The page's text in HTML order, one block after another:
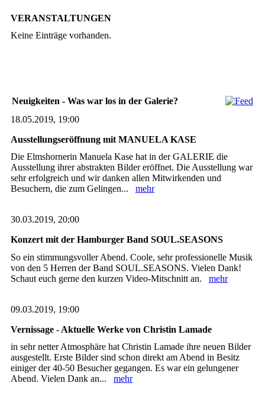
VERANSTALTUNGEN
Keine Einträge vorhanden.
Neuigkeiten - Was war los in der Galerie?
18.05.2019, 19:00
Ausstellungseröffnung mit MANUELA KASE
Die Elmshornerin Manuela Kase hat in der GALERIE die
Ausstellung ihrer abstrakten Bilder eröffnet. Die Ausstellung war
sehr erfolgreich und wir danken allen Mitwirkenden und
Besuchern, die zum Gelingen... mehr
30.03.2019, 20:00
Konzert mit der Hamburger Band SOUL.SEASONS
So ein stimmungsvoller Abend. Coole, sehr professionelle Musik
von den 5 Herren der Band SOUL.SEASONS. Vielen Dank!
Schaut euch gerne den kurzen Video-Mitschnitt an. mehr
09.03.2019, 19:00
Vernissage - Aktuelle Werke von Christin Lamade
in sehr netter Atmosphäre hat Christin Lamade ihre neuen Bilder
ausgestellt. Erste Bilder sind schon direkt am Abend in Besitz
einiger der 40-50 Besucher gegangen. Es war ein gelungener
Abend. Vielen Dank an... mehr